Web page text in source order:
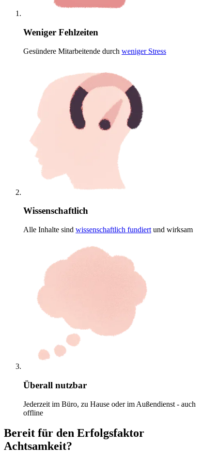
Weniger Fehlzeiten
Gesündere Mitarbeitende durch weniger Stress
Wissenschaftlich
Alle Inhalte sind wissenschaftlich fundiert und wirksam
Überall nutzbar
Jederzeit im Büro, zu Hause oder im Außendienst - auch
offline
Bereit für den Erfolgsfaktor
Achtsamkeit?